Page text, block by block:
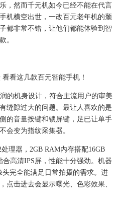
，然而千元机如今已经不能在代言
机横空出世，一改百元老年机的颓
都非常不错，让他们都能体验到智
。
的机身设计，符合主流用户的审美
缝隙过大的问题。最让人喜欢的是
的音量按键和锁屏键，足已让单手
会变为指纹采集器。
理器，2GB RAM内存搭配16GB
合高清IPS屏，性能十分强劲。机器
完全能满足日常拍摄的需求。进
点击进去会显示曝光、色彩效果、